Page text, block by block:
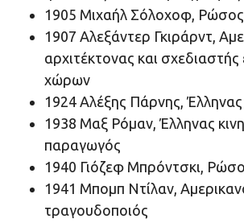
1905 Μιχαήλ Σόλοχοφ,
1907 Αλεξάντερ Γκιράρντ,
αρχιτέκτονας και
χώρων
1924 Αλέξης Πάρνης,
1938 Μαξ Ρόμαν, Έλληνας
παραγωγός
1940 Γιόζεφ Μπρόντσκι,
1941 Μπομπ Ντίλαν,
τραγουδοποιός